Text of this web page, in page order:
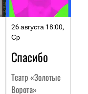
26 августа 18:00,
Ср
Спасибо
Театр «Золотые
Ворота»